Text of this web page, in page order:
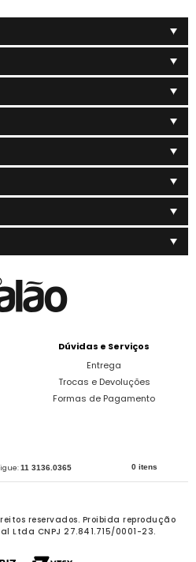
Dúvidas e Serviços
Entrega
Trocas e Devoluções
Formas de Pagamento
11 3136.0365 0 itens
reservados. Proibida reprodução
Ltda CNPJ 27.841.715/0001-23.